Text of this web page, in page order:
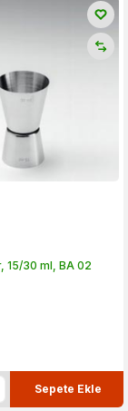
15/30 ml, BA 02
Sepete Ekle